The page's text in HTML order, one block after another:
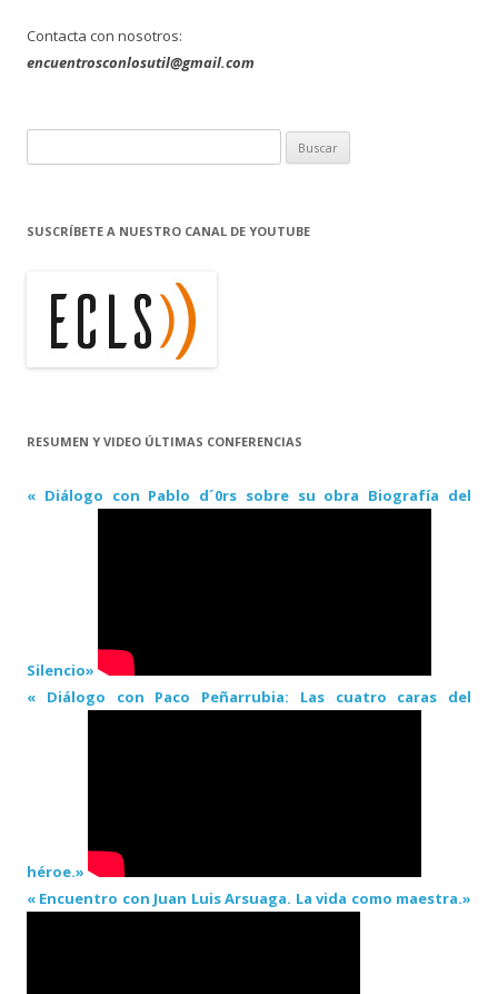
Contacta con nosotros:
encuentrosconlosutil@gmail.com
u
c
SUSCRÍBETE A NUESTRO CANAL DE YOUTUBE
RESUMEN Y VIDEO ÚLTIMAS CONFERENCIAS
« Diálogo con Pablo d´0rs sobre su obra Biografía del
Silencio»
« Diálogo con Paco Peñarrubia: Las cuatro caras del
héroe.»
« Encuentro con Juan Luis Arsuaga. La vida como maestra.»